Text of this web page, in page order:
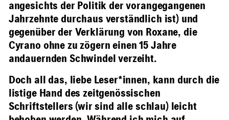
angesichts der Politik der vorangegangenen
Jahrzehnte durchaus verständlich ist) und
gegenüber der Verklärung von Roxane, die
Cyrano ohne zu zögern einen 15 Jahre
andauernden Schwindel verzeiht.
Doch all das, liebe Leser*innen, kann durch die
listige Hand des zeitgenössischen
Schriftstellers (wir sind alle schlau) leicht